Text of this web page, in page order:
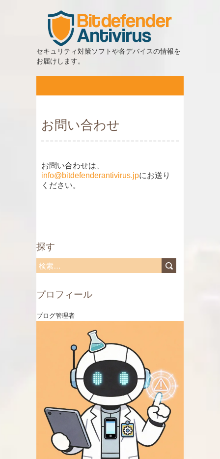
セキュリティ対策ソフトや各デバイスの情報を
お届けします。
お問い合わせ
お問い合わせは、
info@bitdefenderantivirus.jpにお送り
ください。
探す
検
:プロフィール
ブログ管理者